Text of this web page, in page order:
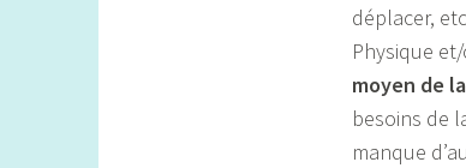
déplacer,
Physique
moyen de
besoins de
manque